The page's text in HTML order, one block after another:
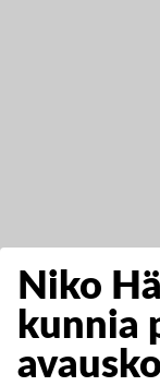
Niko
kunnia